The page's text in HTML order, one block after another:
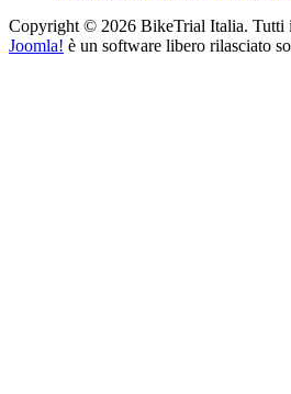
Copyright © 2026 BikeTrial Italia. Tutti
Joomla! è un software libero rilasciato